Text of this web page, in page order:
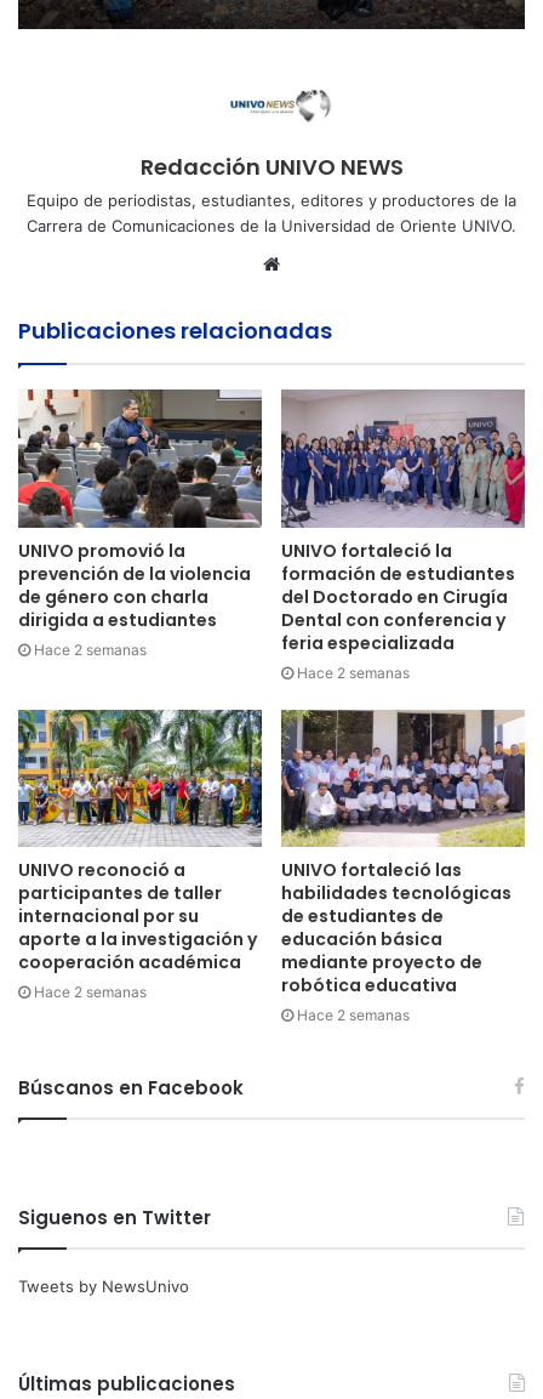
Redacción UNIVO NEWS
Equipo de periodistas, estudiantes, editores y productores de la
Carrera de Comunicaciones de la Universidad de Oriente UNIVO.
Sitio
Publicaciones relacionadas
UNIVO promovió la
prevención de la violencia
de género con charla
dirigida a estudiantes
Hace 2 semanas
UNIVO fortaleció la
formación de estudiantes
del Doctorado en Cirugía
Dental con conferencia y
feria especializada
Hace 2 semanas
UNIVO reconoció a
participantes de taller
internacional por su
aporte a la investigación y
cooperación académica
Hace 2 semanas
UNIVO fortaleció las
habilidades tecnológicas
de estudiantes de
educación básica
mediante proyecto de
robótica educativa
Hace 2 semanas
Búscanos en Facebook
Siguenos en Twitter
Tweets by NewsUnivo
Últimas publicaciones